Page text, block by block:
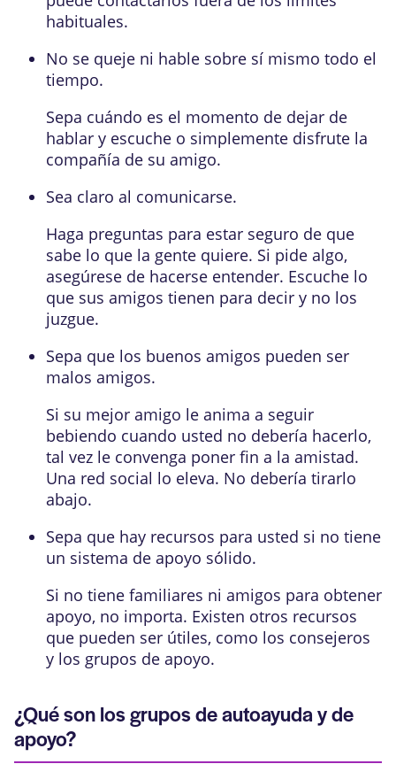
habituales.
No se queje ni hable sobre sí mismo todo el
tiempo.
Sepa cuándo es el momento de dejar de
hablar y escuche o simplemente disfrute la
compañía de su amigo.
Sea claro al comunicarse.
Haga preguntas para estar seguro de que
sabe lo que la gente quiere. Si pide algo,
asegúrese de hacerse entender. Escuche lo
que sus amigos tienen para decir y no los
juzgue.
Sepa que los buenos amigos pueden ser
malos amigos.
Si su mejor amigo le anima a seguir
bebiendo cuando usted no debería hacerlo,
tal vez le convenga poner fin a la amistad.
Una red social lo eleva. No debería tirarlo
abajo.
Sepa que hay recursos para usted si no tiene
un sistema de apoyo sólido.
Si no tiene familiares ni amigos para obtener
apoyo, no importa. Existen otros recursos
que pueden ser útiles, como los consejeros
y los grupos de apoyo.
¿Qué son los grupos de autoayuda y de
apoyo?